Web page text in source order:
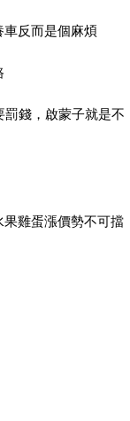
反而是個麻煩
錢，啟蒙子就是不
雞蛋漲價勢不可擋